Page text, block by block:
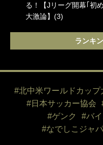
る！【Jリーグ開幕｢初
大激論】(3)
ランキ
#北中米ワールドカップ
#日本サッカー協会
#ゲンク
#バ
#なでしこジャ